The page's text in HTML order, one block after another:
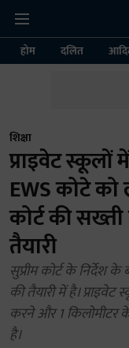
होम दलित
शिक्षा
प्राइवेट
EWS कोटे को
कोर्ट की
तैयारी
सुप्रीम कोर्ट के निर्देश के
की तैयारी में है।
करने और 1 किलोमीटर के
है।